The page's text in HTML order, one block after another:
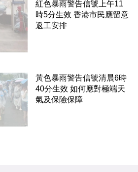
紅色暴雨警告信號上午11
時5分生效 香港市民應留意
返工安排
黃色暴雨警告信號清晨6時
40分生效 如何應對極端天
氣及保險保障